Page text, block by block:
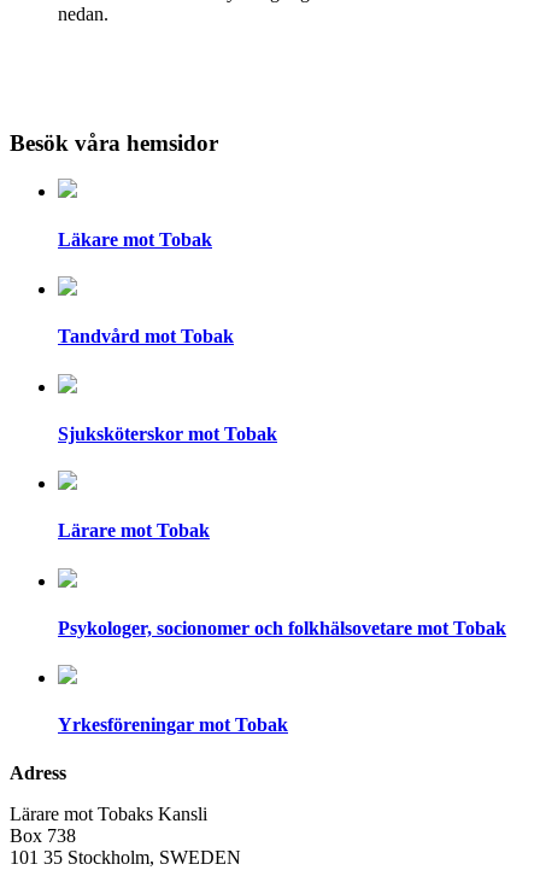
nedan.
Besök våra hemsidor
Läkare mot Tobak
Tandvård mot Tobak
Sjuksköterskor mot Tobak
Lärare mot Tobak
Psykologer, socionomer och folkhälsovetare mot Tobak
Yrkesföreningar mot Tobak
Adress
Lärare mot Tobaks Kansli
Box 738
101 35 Stockholm, SWEDEN